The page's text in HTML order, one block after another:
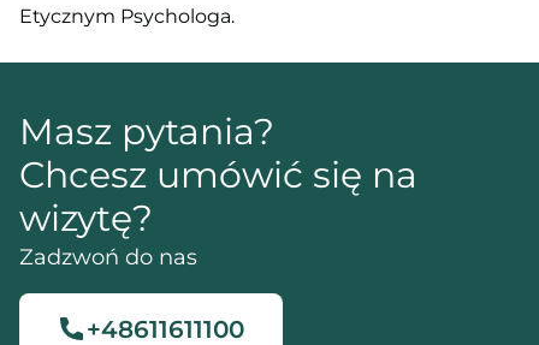
Etycznym Psychologa.
Masz pytania?
Chcesz umówić się na
wizytę?
Zadzwoń do nas
+48611611100